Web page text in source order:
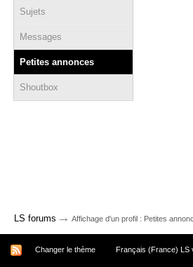
Sujets
Messages
Petites annonces
Shoutbox
LS forums → Affichage d'un profil : Petites
Changer le thème Français (France) LS